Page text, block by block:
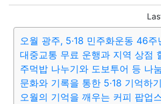
미용
요리 상품리뷰 원예 금융 게임
대출 자동차 취미 여행 맛집
오월 광주, 5·18 민주화운동 46
대중교통 무료 운행과 지역 상점
주먹밥 나누기와 도보투어 등 나
문화와 기록을 통한 5·18 기억하기
오월의 기억을 깨우는 커피 팝업